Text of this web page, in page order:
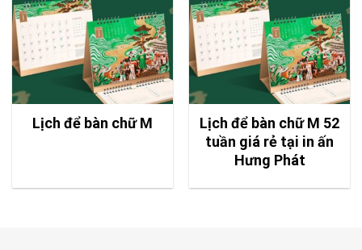
Lịch để bàn chữ M
Lịch để bàn chữ M 52
tuần giá rẻ tại in ấn
Hưng Phát